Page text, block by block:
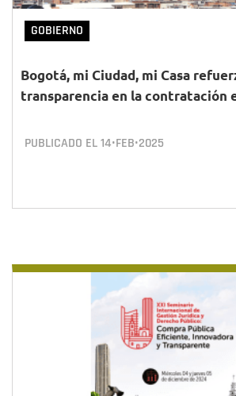
GOBIERNO
Bogotá, mi Ciudad, mi Casa
transparencia en la contratación
PUBLICADO EL14•FEB•2025